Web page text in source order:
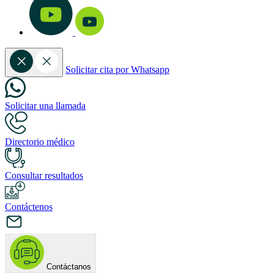
Solicitar cita por Whatsapp
Solicitar una llamada
Directorio médico
Consultar resultados
Contáctenos
Contáctanos